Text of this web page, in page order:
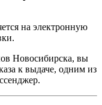
на электронную
Новосибирска, вы
к выдаче, одним из